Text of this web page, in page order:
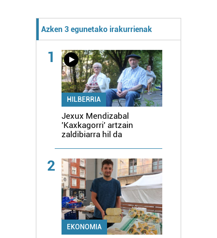
Azken 3 egunetako irakurrienak
1
HILBERRIA
Jexux Mendizabal
'Kaxkagorri' artzain
zaldibiarra hil da
2
EKONOMIA